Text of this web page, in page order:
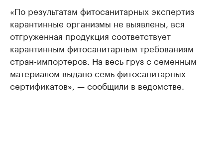
«По результатам фитосанитарных экспертиз
карантинные организмы не выявлены, вся
отгруженная продукция соответствует
карантинным фитосанитарным требованиям
стран-импортеров. На весь груз с семенным
материалом выдано семь фитосанитарных
сертификатов», — сообщили в ведомстве.